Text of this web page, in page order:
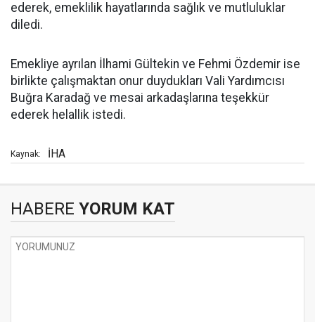
ederek, emeklilik hayatlarında sağlık ve mutluluklar
diledi.
Emekliye ayrılan İlhami Gültekin ve Fehmi Özdemir ise
birlikte çalışmaktan onur duydukları Vali Yardımcısı
Buğra Karadağ ve mesai arkadaşlarına teşekkür
ederek helallik istedi.
Kaynak: İHA
HABERE YORUM KAT